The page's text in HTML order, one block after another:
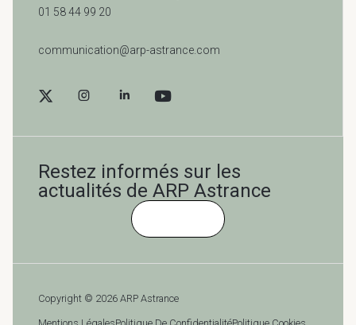
01 58 44 99 20
communication@arp-astrance.com
Restez informés sur les
actualités de ARP Astrance
Copyright © 2026 ARP Astrance